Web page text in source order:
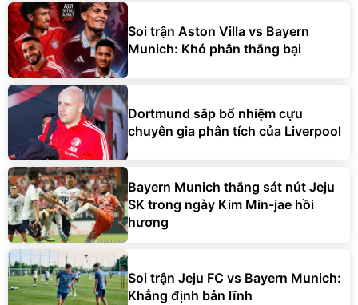
Soi trận Aston Villa vs Bayern
Munich: Khó phân thắng bại
Dortmund sắp bổ nhiệm cựu
chuyên gia phân tích của Liverpool
Bayern Munich thắng sát nút Jeju
SK trong ngày Kim Min-jae hồi
hương
Soi trận Jeju FC vs Bayern Munich:
Khẳng định bản lĩnh